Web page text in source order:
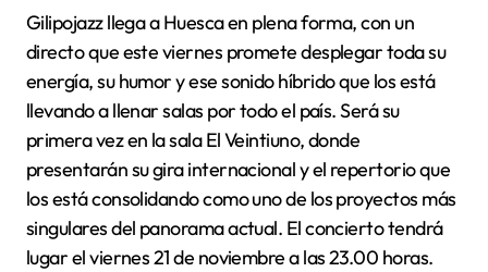
Gilipojazz llega a Huesca en plena forma, con un
directo que este viernes promete desplegar toda su
energía, su humor y ese sonido híbrido que los está
llevando a llenar salas por todo el país. Será su
primera vez en la sala El Veintiuno, donde
presentarán su gira internacional y el repertorio que
los está consolidando como uno de los proyectos más
singulares del panorama actual. El concierto tendrá
lugar el viernes 21 de noviembre a las 23.00 horas.